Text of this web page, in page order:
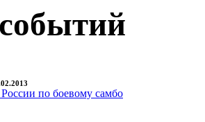
по боевому самбо